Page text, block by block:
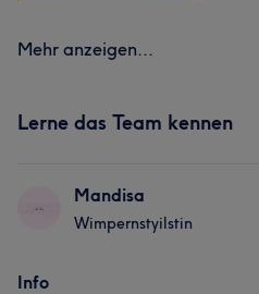
Mehr anzeigen...
Lerne das Team kennen
Mandisa
Wimpernstyilstin
Info